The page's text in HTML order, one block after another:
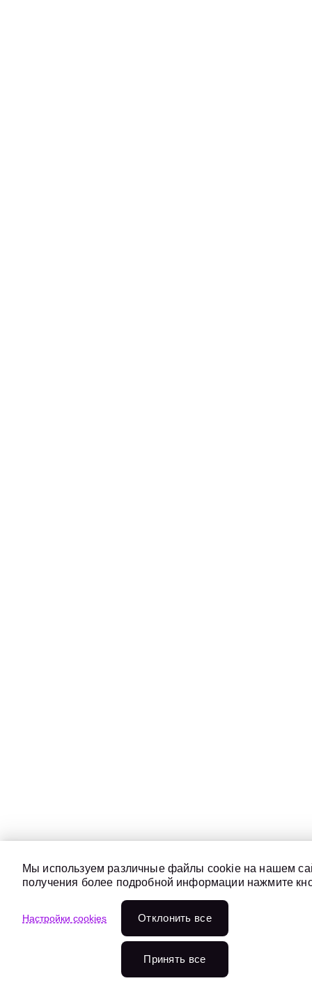
Мы используем различные файлы cookie на нашем
получения более подробной информации нажмите
Настройки cookies Отклонить всe
Принять все